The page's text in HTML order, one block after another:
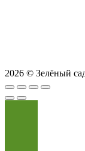
2026 © Зелёный